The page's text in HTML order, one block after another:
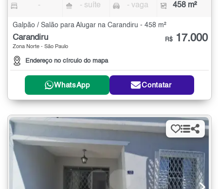
- - suíte - vaga 458 m²
Galpão / Salão para Alugar na Carandiru - 458 m²
Carandiru
Zona Norte - São Paulo
Endereço no círculo do mapa
R$ 17.000
WhatsApp Contatar